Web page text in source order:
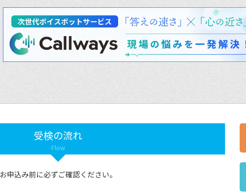
受検の流れ
Flow
お申込み前に必ずご確認ください。